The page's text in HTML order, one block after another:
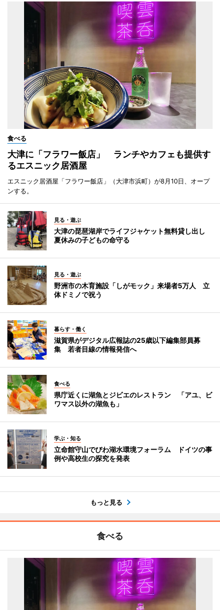
食べる
大津に「フラワー飯店」 ランチやカフェも提供す
るエスニック居酒屋
エスニック居酒屋「フラワー飯店」（大津市浜町）が8月10日、オープ
ンする。
見る・遊ぶ
大津の琵琶湖岸でライフジャケット無料貸し出し
夏休みの子どもの命守る
見る・遊ぶ
野洲市の木育施設「しがモック」来場者5万人 立
体ドミノで祝う
暮らす・働く
滋賀県がデジタル広報誌の25歳以下編集部員募
集 若者目線の情報発信へ
食べる
県庁近くに湖魚とジビエのレストラン 「アユ、ビ
ワマス以外の湖魚も」
学ぶ・知る
立命館守山でびわ湖水環境フォーラム ドイツの事
例や高校生の探究を発表
もっと見る
食べる